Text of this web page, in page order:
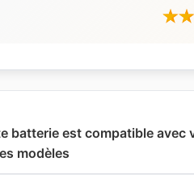
batterie est compatible
modèles